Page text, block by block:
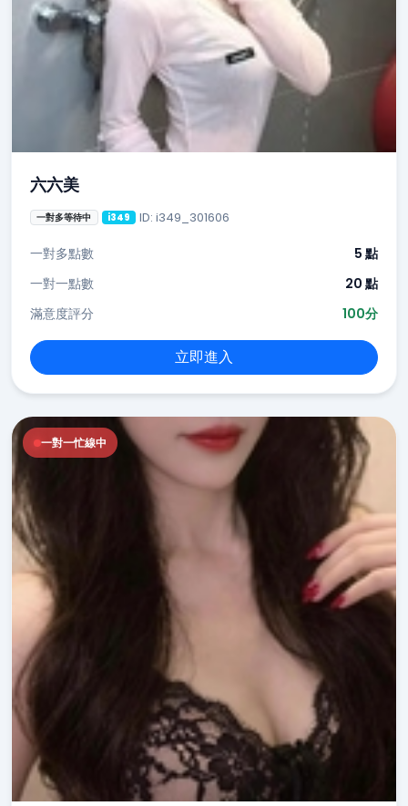
六六美
一對多等待中 i349 ID: i349_301606
一對多點數
5 點
一對一點數
20 點
滿意度評分
100分
立即進入
一對一忙線中